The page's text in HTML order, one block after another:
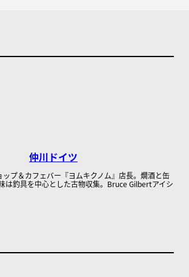
仲川ドイツ
プ＆カフェバー『ヨムキクノム』店長。燗酒と缶
は釣具を中心とした古物収集。Bruce Gilbertアイシ